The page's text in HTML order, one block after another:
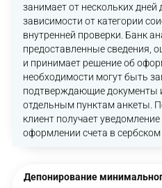
занимает от нескольких дней
зависимости от категории
внутренней проверки. Банк
предоставленные сведения,
и принимает решение об
необходимости могут быть
подтверждающие документы
отдельным пунктам анкеты.
клиент получает
оформлении счета в сербском
Депонирование